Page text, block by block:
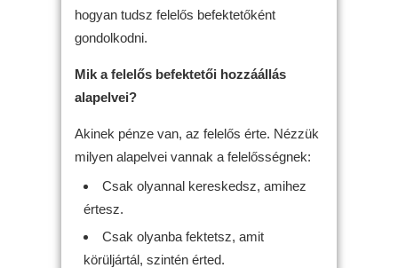
hogyan tudsz felelős befektetőként
gondolkodni.
Mik a felelős befektetői hozzáállás
alapelvei?
Akinek pénze van, az felelős érte. Nézzük
milyen alapelvei vannak a felelősségnek:
Csak olyannal kereskedsz, amihez
értesz.
Csak olyanba fektetsz, amit
körüljártál, szintén érted.